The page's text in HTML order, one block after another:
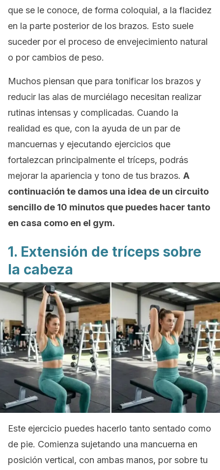
que se le conoce, de forma coloquial, a la flacidez
en la parte posterior de los brazos. Esto suele
suceder por el proceso de envejecimiento natural
o por cambios de peso.
Muchos piensan que para tonificar los brazos y
reducir las alas de murciélago necesitan realizar
rutinas intensas y complicadas. Cuando la
realidad es que, con la ayuda de un par de
mancuernas y ejecutando ejercicios que
fortalezcan principalmente el tríceps, podrás
mejorar la apariencia y tono de tus brazos. A
continuación te damos una idea de un circuito
sencillo de 10 minutos que puedes hacer tanto
en casa como en el gym.
1. Extensión de tríceps sobre
la cabeza
Este ejercicio puedes hacerlo tanto sentado como
de pie. Comienza sujetando una mancuerna en
posición vertical, con ambas manos, por sobre tu